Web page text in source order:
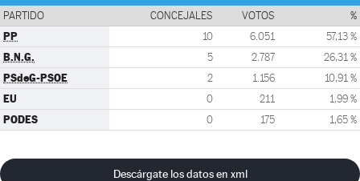
PARTIDO CONCEJALES VOTOS %
PP 10 6.051 57,13 %
B.N.G. 5 2.787 26,31 %
PSdeG-PSOE 2 1.156 10,91 %
EU 0 211 1,99 %
PODES 0 175 1,65 %
Descárgate los datos en xml